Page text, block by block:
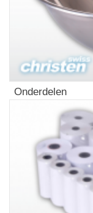
Onderdelen